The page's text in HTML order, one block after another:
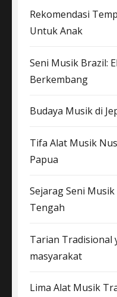
Rekomendasi
Untuk Anak
Seni Musik Brazil:
Berkembang
Budaya Musik di
Tifa Alat Musik
Papua
Sejarag Seni
Tengah
Tarian Tradisional
masyarakat
Lima Alat Musik